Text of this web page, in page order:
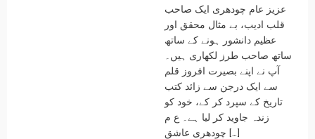
عزیز عام چودھری ایک صاحب
قلب ادیب، بے مثال محقق اور
عظیم دانشور ہونے کے ساتھ
ساتھ صاحب طرز لکھاری ہیں۔
آپ نے اپنے بصیرت افروز قلم
سے ایک درجن سے زائد کتب
تاریخ کے سپرد کر کے، خود کو
زندہ جاوید کر لیا ہے۔ ع م
چودھری عاشق […]